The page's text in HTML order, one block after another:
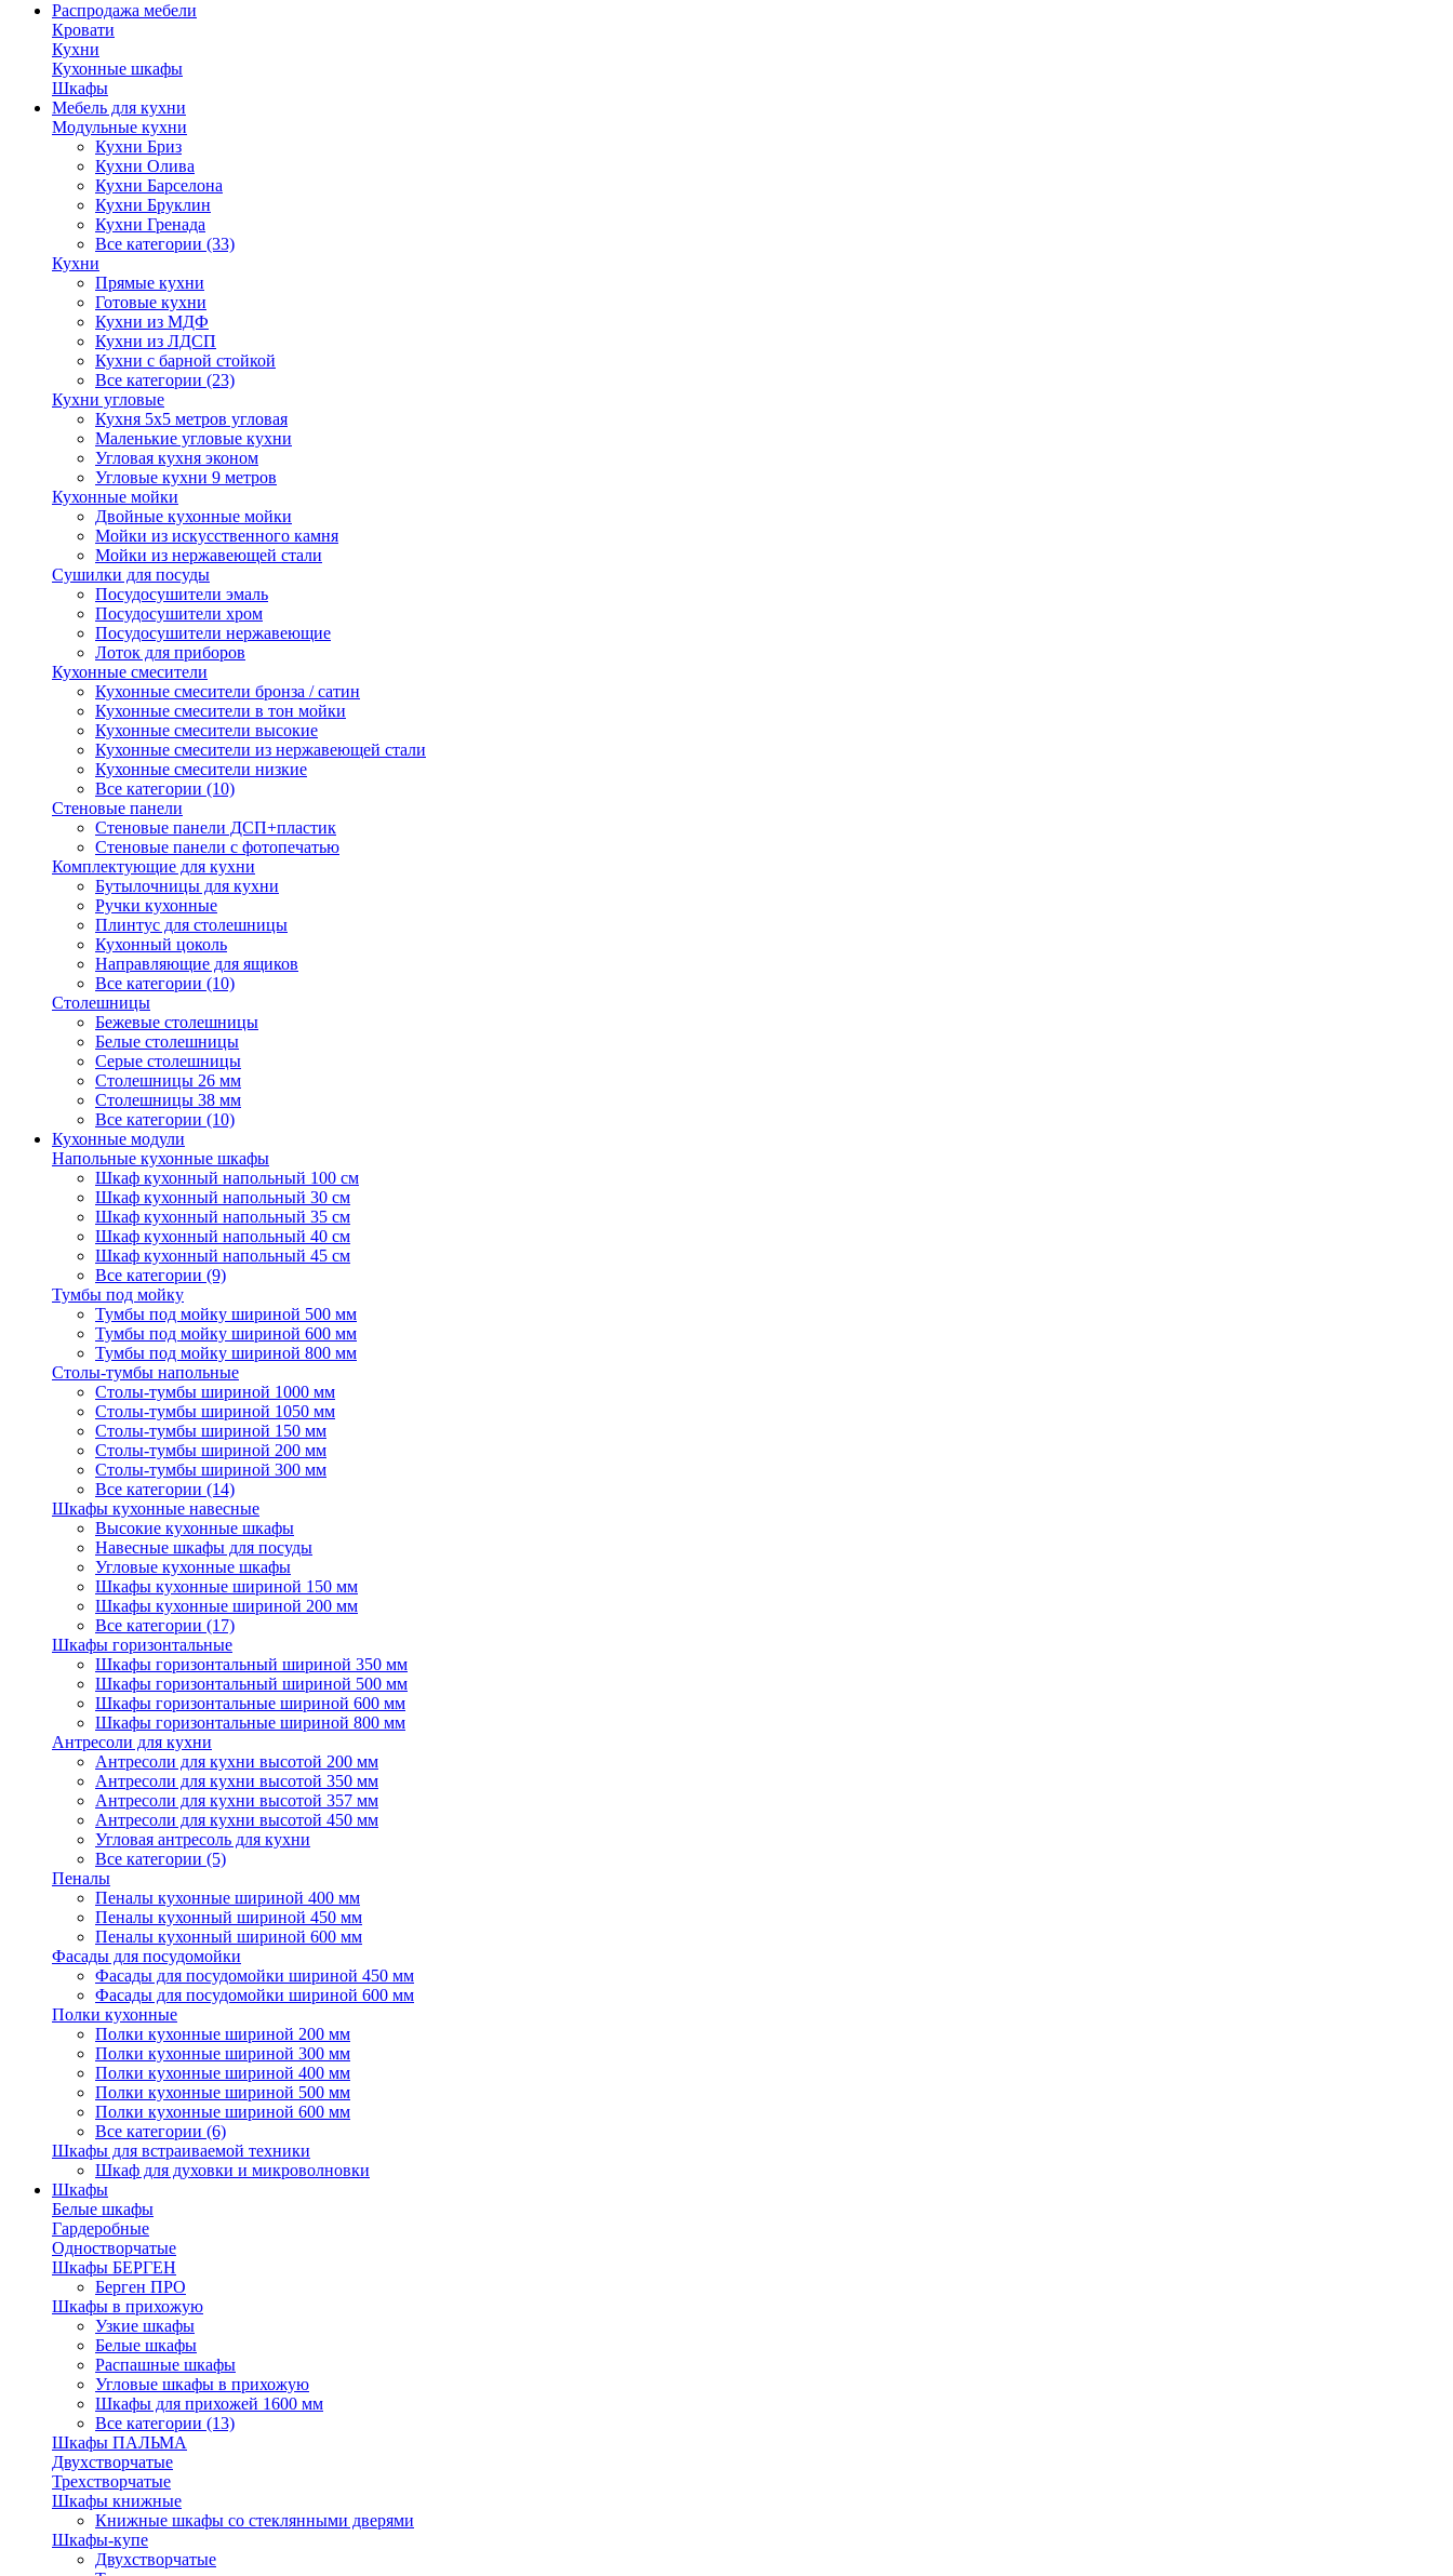
Распродажа мебели
Кровати
Кухни
Кухонные шкафы
Шкафы
Мебель для кухни
Модульные кухни
Кухни Бриз
Кухни Олива
Кухни Барселона
Кухни Бруклин
Кухни Гренада
Все категории (33)
Кухни
Прямые кухни
Готовые кухни
Кухни из МДФ
Кухни из ЛДСП
Кухни с барной стойкой
Все категории (23)
Кухни угловые
Кухня 5х5 метров угловая
Маленькие угловые кухни
Угловая кухня эконом
Угловые кухни 9 метров
Кухонные мойки
Двойные кухонные мойки
Мойки из искусственного камня
Мойки из нержавеющей стали
Сушилки для посуды
Посудосушители эмаль
Посудосушители хром
Посудосушители нержавеющие
Лоток для приборов
Кухонные смесители
Кухонные смесители бронза / сатин
Кухонные смесители в тон мойки
Кухонные смесители высокие
Кухонные смесители из нержавеющей стали
Кухонные смесители низкие
Все категории (10)
Стеновые панели
Стеновые панели ДСП+пластик
Стеновые панели с фотопечатью
Комплектующие для кухни
Бутылочницы для кухни
Ручки кухонные
Плинтус для столешницы
Кухонный цоколь
Направляющие для ящиков
Все категории (10)
Столешницы
Бежевые столешницы
Белые столешницы
Серые столешницы
Столешницы 26 мм
Столешницы 38 мм
Все категории (10)
Кухонные модули
Напольные кухонные шкафы
Шкаф кухонный напольный 100 см
Шкаф кухонный напольный 30 см
Шкаф кухонный напольный 35 см
Шкаф кухонный напольный 40 см
Шкаф кухонный напольный 45 см
Все категории (9)
Тумбы под мойку
Тумбы под мойку шириной 500 мм
Тумбы под мойку шириной 600 мм
Тумбы под мойку шириной 800 мм
Столы-тумбы напольные
Столы-тумбы шириной 1000 мм
Столы-тумбы шириной 1050 мм
Столы-тумбы шириной 150 мм
Столы-тумбы шириной 200 мм
Столы-тумбы шириной 300 мм
Все категории (14)
Шкафы кухонные навесные
Высокие кухонные шкафы
Навесные шкафы для посуды
Угловые кухонные шкафы
Шкафы кухонные шириной 150 мм
Шкафы кухонные шириной 200 мм
Все категории (17)
Шкафы горизонтальные
Шкафы горизонтальный шириной 350 мм
Шкафы горизонтальный шириной 500 мм
Шкафы горизонтальные шириной 600 мм
Шкафы горизонтальные шириной 800 мм
Антресоли для кухни
Антресоли для кухни высотой 200 мм
Антресоли для кухни высотой 350 мм
Антресоли для кухни высотой 357 мм
Антресоли для кухни высотой 450 мм
Угловая антресоль для кухни
Все категории (5)
Пеналы
Пеналы кухонные шириной 400 мм
Пеналы кухонный шириной 450 мм
Пеналы кухонный шириной 600 мм
Фасады для посудомойки
Фасады для посудомойки шириной 450 мм
Фасады для посудомойки шириной 600 мм
Полки кухонные
Полки кухонные шириной 200 мм
Полки кухонные шириной 300 мм
Полки кухонные шириной 400 мм
Полки кухонные шириной 500 мм
Полки кухонные шириной 600 мм
Все категории (6)
Шкафы для встраиваемой техники
Шкаф для духовки и микроволновки
Шкафы
Белые шкафы
Гардеробные
Одностворчатые
Шкафы БЕРГЕН
Берген ПРО
Шкафы в прихожую
Узкие шкафы
Белые шкафы
Распашные шкафы
Угловые шкафы в прихожую
Шкафы для прихожей 1600 мм
Все категории (13)
Шкафы ПАЛЬМА
Двухстворчатые
Трехстворчатые
Шкафы книжные
Книжные шкафы со стеклянными дверями
Шкафы-купе
Двухстворчатые